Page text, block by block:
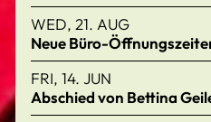
WED, 21. AUG
Neue Büro-
FRI, 14. JUN
Abschied von Bettina